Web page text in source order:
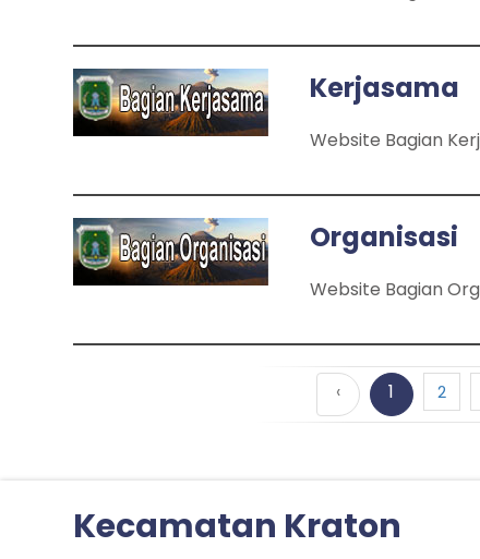
Kerjasama
Website Bagian
Organisasi
Website Bagian
‹ 1 2
Kecamatan Kraton